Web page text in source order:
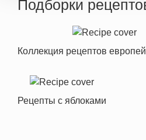
Подборки
Коллекция рецептов
Рецепты с яблоками